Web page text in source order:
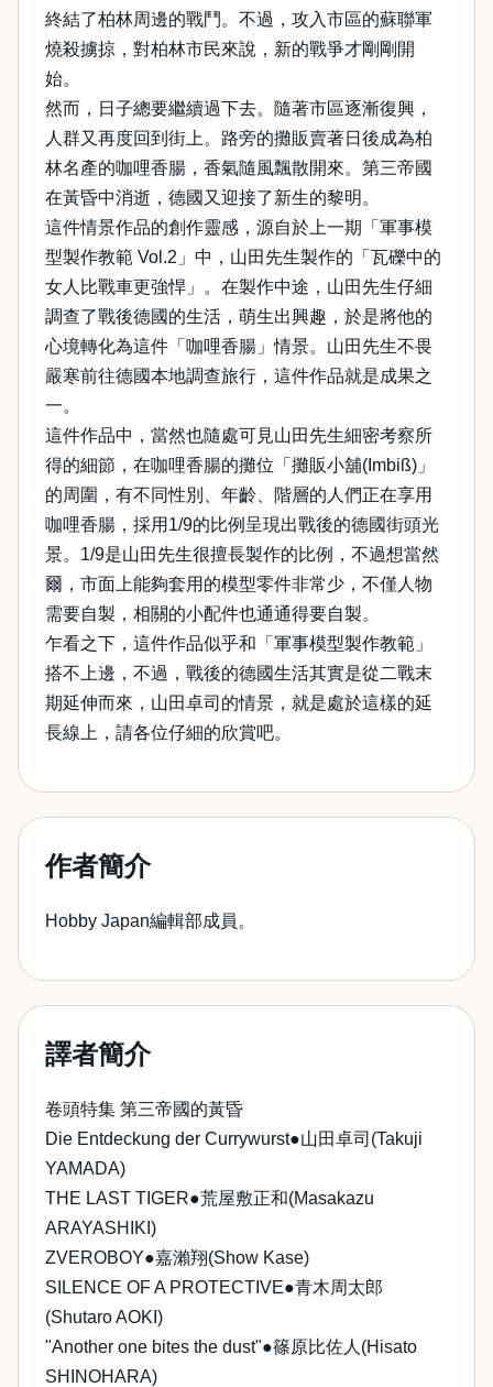
終結了柏林周邊的戰鬥。不過，攻入市區的蘇聯軍
燒殺擄掠，對柏林市民來說，新的戰爭才剛剛開
始。
然而，日子總要繼續過下去。隨著市區逐漸復興，
人群又再度回到街上。路旁的攤販賣著日後成為柏
林名產的咖哩香腸，香氣隨風飄散開來。第三帝國
在黃昏中消逝，德國又迎接了新生的黎明。
這件情景作品的創作靈感，源自於上一期「軍事模
型製作教範 Vol.2」中，山田先生製作的「瓦礫中的
女人比戰車更強悍」。在製作中途，山田先生仔細
調查了戰後德國的生活，萌生出興趣，於是將他的
心境轉化為這件「咖哩香腸」情景。山田先生不畏
嚴寒前往德國本地調查旅行，這件作品就是成果之
一。
這件作品中，當然也隨處可見山田先生細密考察所
得的細節，在咖哩香腸的攤位「攤販小舖(Imbiß)」
的周圍，有不同性別、年齡、階層的人們正在享用
咖哩香腸，採用1/9的比例呈現出戰後的德國街頭光
景。1/9是山田先生很擅長製作的比例，不過想當然
爾，市面上能夠套用的模型零件非常少，不僅人物
需要自製，相關的小配件也通通得要自製。
乍看之下，這件作品似乎和「軍事模型製作教範」
搭不上邊，不過，戰後的德國生活其實是從二戰末
期延伸而來，山田卓司的情景，就是處於這樣的延
長線上，請各位仔細的欣賞吧。
作者簡介
Hobby Japan編輯部成員。
譯者簡介
卷頭特集 第三帝國的黃昏
Die Entdeckung der Currywurst●山田卓司(Takuji
YAMADA)
THE LAST TIGER●荒屋敷正和(Masakazu
ARAYASHIKI)
ZVEROBOY●嘉瀨翔(Show Kase)
SILENCE OF A PROTECTIVE●青木周太郎
(Shutaro AOKI)
"Another one bites the dust"●篠原比佐人(Hisato
SHINOHARA)